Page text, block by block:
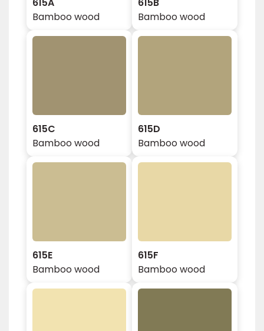
Bamboo wood
Bamboo wood
615C
Bamboo wood
615D
Bamboo wood
615E
Bamboo wood
615F
Bamboo wood